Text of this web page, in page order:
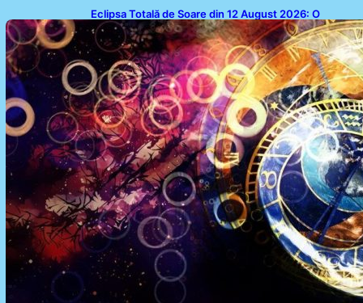
Eclipsa Totală de Soare din 12 August 2026: O
Analiză a Impactului asupra Trei Zodii și a Ciclului de
18 Ani